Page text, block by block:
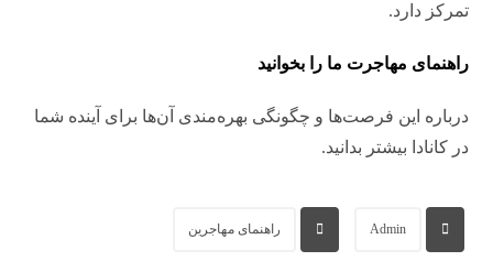
تمرکز دارد.
راهنمای مهاجرت ما را بخوانید
درباره این فرصت‌ها و چگونگی بهره‌مندی آن‌ها برای آینده شما
در کانادا بیشتر بدانید.
Admin راهنمای مهاجرین